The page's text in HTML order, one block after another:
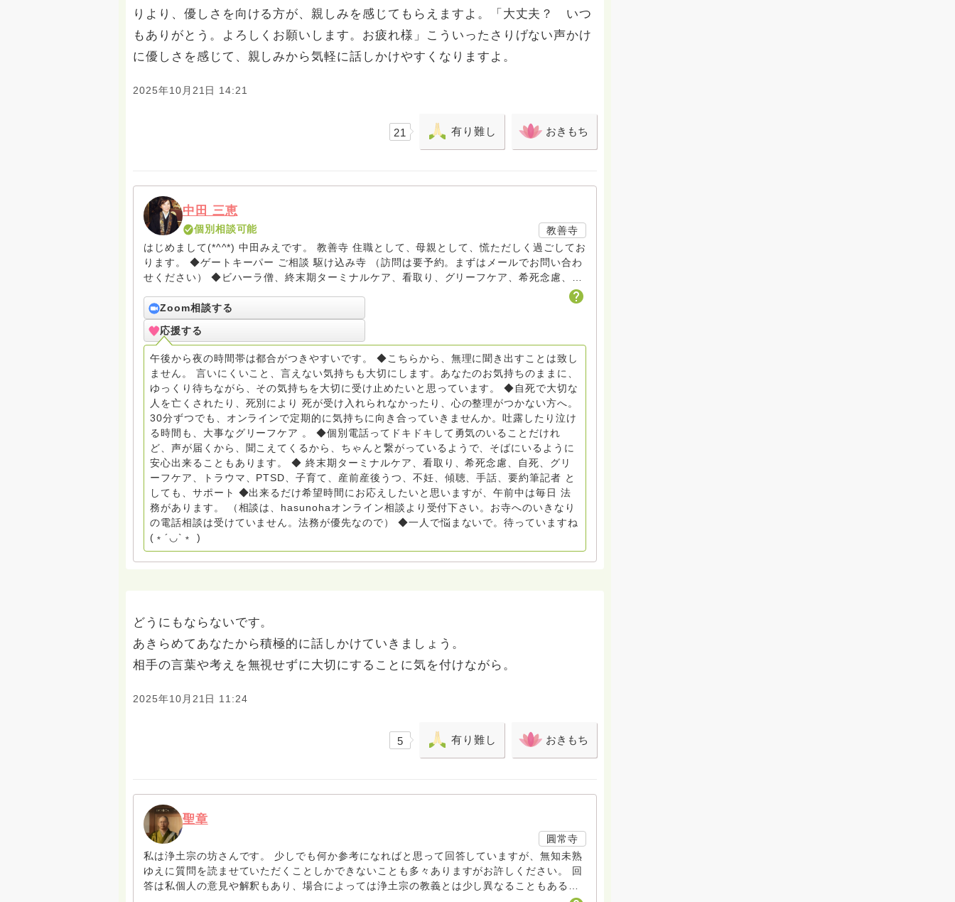
りより、優しさを向ける方が、親しみを感じてもらえますよ。「大丈夫？ いつ
もありがとう。よろしくお願いします。お疲れ様」こういったさりげない声かけ
に優しさを感じて、親しみから気軽に話しかけやすくなりますよ。
2025年10月21日 14:21
21 有り難し おきもち
中田 三恵
個別相談可能
教善寺
はじめまして(*^^*) 中田みえです。 教善寺 住職として、母親として、慌ただしく過ごしてお
ります。 ◆ゲートキーパー ご相談 駆け込み寺 （訪問は要予約。まずはメールでお問い合わ
せください） ◆ビハーラ僧、終末期ターミナルケア、看取り、グリーフケア、希死念慮、自
死、産前産後うつ、育児、DV、デートDV、トラウマ、PTSD、傾聴トレーナー、手話、要約
筆記、行政相談員、女性支援員、小学校 中学校支援員としても、ケアサポートをしていま
す。 ◆一般社団法人『グリーフケアともしび』理事長 【ともしび遺族会】運営 毎月 第１
金・昼夜2回開催（大阪駅前第3ビル） 14：00〜，18：00〜 お問い合わせ申込⬇️こちらから
griefcare.tomoshibi@icloud.com ＊この活動は皆さまのご支援により支えられておりま
す。ご協力をよろしくお願いします。 ゆうちょ銀行 口座番号 普通408-6452769 一般社団
法人グリーフケアともしび ◆『ビハーラサロン おしゃべりカフェひだまり』 ビハーラ和歌
山代表 居場所運営 問い合わせ申込⬇️こちらから griefcare.tomoshibi@icloud.com ◆GEは
しもとサピュイエ 所属 （Gender Equity 誰もが自分らしく生きることができる社会をめざ
して）DV・女性支援 ◆認定NPO京都自死自殺相談センターSotto 元グリーフサポート委員長
（2018〜2024） ◆保育士.幼稚園教諭.小学校教諭. レクリエーションインストラクター.中学
校DV授業 10年間 保育 教育の現場で 総主任として勤めた経験も生かしつつ、お話できるこ
とがあれば 幸いです。 いつも あなたとともに。南無阿弥陀仏 ここでは、宗旨を問いませ
ん。 まずは、ひとりで抱え込まないで。 来寺お問い合わせは⬇️こちらから
miehimeyo@gmail.com ※時間を割いて、あなたに向き合っています。 ですので、過去の質
問へのお返事がない方には、応えていません。お礼回答がある方を優先しています。 懇志応
援も宜しくお願いします。 ※個別相談は、hasunohaオンライン相談より受け付けていま
す。お寺への いきなりの電話相談は受け付けておりません。また夜中や早朝の電話もご遠慮
ください。 法務を優先させてください。
Zoom相談する
応援する
午後から夜の時間帯は都合がつきやすいです。 ◆こちらから、無理に聞き出すことは致し
ません。 言いにくいこと、言えない気持ちも大切にします。あなたのお気持ちのままに、
ゆっくり待ちながら、その気持ちを大切に受け止めたいと思っています。 ◆自死で大切な
人を亡くされたり、死別により 死が受け入れられなかったり、心の整理がつかない方へ。
30分ずつでも、オンラインで定期的に気持ちに向き合っていきませんか。吐露したり泣け
る時間も、大事なグリーフケア 。 ◆個別電話ってドキドキして勇気のいることだけれ
ど、声が届くから、聞こえてくるから、ちゃんと繋がっているようで、そばにいるように
安心出来ることもあります。 ◆ 終末期ターミナルケア、看取り、希死念慮、自死、グリ
ーフケア、トラウマ、PTSD、子育て、産前産後うつ、不妊、傾聴、手話、要約筆記者 と
しても、サポート ◆出来るだけ希望時間にお応えしたいと思いますが、午前中は毎日 法
務があります。 （相談は、hasunohaオンライン相談より受付下さい。お寺へのいきなり
の電話相談は受けていません。法務が優先なので） ◆一人で悩まないで。待っていますね
(﹡´◡`﹡ )
どうにもならないです。
あきらめてあなたから積極的に話しかけていきましょう。
相手の言葉や考えを無視せずに大切にすることに気を付けながら。
2025年10月21日 11:24
5 有り難し おきもち
聖章
圓常寺
私は浄土宗の坊さんです。 少しでも何か参考になればと思って回答していますが、無知未熟
ゆえに質問を読ませていただくことしかできないことも多々ありますがお許しください。 回
答は私個人の意見や解釈もあり、場合によっては浄土宗の教義とは少し異なることもあると